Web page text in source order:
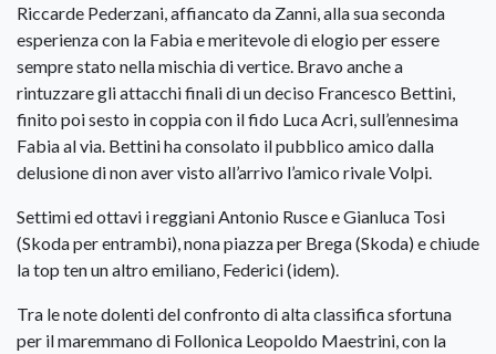
Riccarde Pederzani, affiancato da Zanni, alla sua seconda
esperienza con la Fabia e meritevole di elogio per essere
sempre stato nella mischia di vertice. Bravo anche a
rintuzzare gli attacchi finali di un deciso Francesco Bettini,
finito poi sesto in coppia con il fido Luca Acri, sull’ennesima
Fabia al via. Bettini ha consolato il pubblico amico dalla
delusione di non aver visto all’arrivo l’amico rivale Volpi.
Settimi ed ottavi i reggiani Antonio Rusce e Gianluca Tosi
(Skoda per entrambi), nona piazza per Brega (Skoda) e chiude
la top ten un altro emiliano, Federici (idem).
Tra le note dolenti del confronto di alta classifica sfortuna
per il maremmano di Follonica Leopoldo Maestrini, con la